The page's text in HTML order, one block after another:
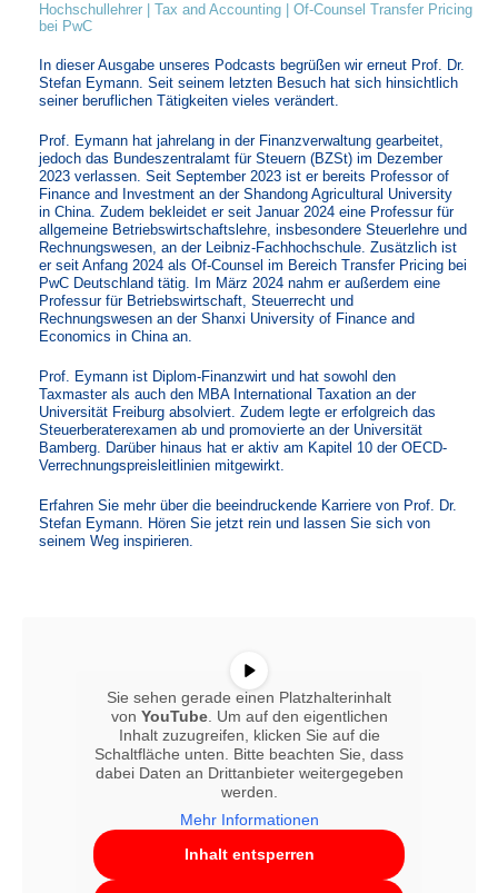
Hochschullehrer | Tax and Accounting | Of-Counsel Transfer Pricing
bei PwC
In dieser Ausgabe unseres Podcasts begrüßen wir erneut Prof. Dr.
Stefan Eymann. Seit seinem letzten Besuch hat sich hinsichtlich
seiner beruflichen Tätigkeiten vieles verändert.
Prof. Eymann hat jahrelang in der Finanzverwaltung gearbeitet,
jedoch das Bundeszentralamt für Steuern (BZSt) im Dezember
2023 verlassen. Seit September 2023 ist er bereits Professor of
Finance and Investment an der Shandong Agricultural University
in China. Zudem bekleidet er seit Januar 2024 eine Professur für
allgemeine Betriebswirtschaftslehre, insbesondere Steuerlehre und
Rechnungswesen, an der Leibniz-Fachhochschule. Zusätzlich ist
er seit Anfang 2024 als Of-Counsel im Bereich Transfer Pricing bei
PwC Deutschland tätig. Im März 2024 nahm er außerdem eine
Professur für Betriebswirtschaft, Steuerrecht und
Rechnungswesen an der Shanxi University of Finance and
Economics in China an.
Prof. Eymann ist Diplom-Finanzwirt und hat sowohl den
Taxmaster als auch den MBA International Taxation an der
Universität Freiburg absolviert. Zudem legte er erfolgreich das
Steuerberaterexamen ab und promovierte an der Universität
Bamberg. Darüber hinaus hat er aktiv am Kapitel 10 der OECD-
Verrechnungspreisleitlinien mitgewirkt.
Erfahren Sie mehr über die beeindruckende Karriere von Prof. Dr.
Stefan Eymann. Hören Sie jetzt rein und lassen Sie sich von
seinem Weg inspirieren.
Sie sehen gerade einen Platzhalterinhalt
von YouTube. Um auf den eigentlichen
Inhalt zuzugreifen, klicken Sie auf die
Schaltfläche unten. Bitte beachten Sie, dass
dabei Daten an Drittanbieter weitergegeben
werden.
Mehr Informationen
Inhalt entsperren